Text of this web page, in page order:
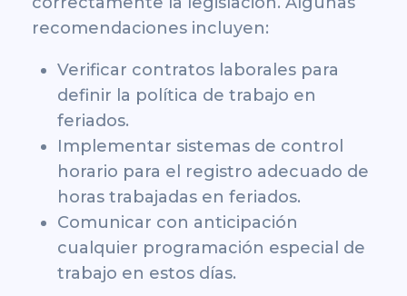
recomendaciones incluyen:
Verificar contratos laborales para
definir la política de trabajo en
feriados.
Implementar sistemas de control
horario para el registro adecuado de
horas trabajadas en feriados.
Comunicar con anticipación
cualquier programación especial de
trabajo en estos días.